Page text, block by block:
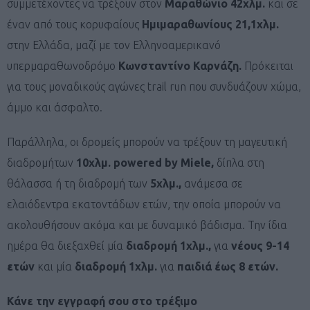
συμμετέχοντες να τρέξουν στον Μαραθώνιο 42χλμ. και σε
έναν από τους κορυφαίους Ημιμαραθωνίους 21,1χλμ.
στην Ελλάδα, μαζί με τον Ελληνοαμερικανό
υπερμαραθωνοδρόμο Κωνσταντίνο Καρνάζη. Πρόκειται
για τους μοναδικούς αγώνες trail run που συνδυάζουν χώμα,
άμμο και άσφαλτο.
Παράλληλα, οι δρομείς μπορούν να τρέξουν τη μαγευτική
διαδρομήτων 10χλμ. powered by Miele, δίπλα στη
θάλασσα ή τη διαδρομή των 5χλμ., ανάμεσα σε
ελαιόδεντρα εκατοντάδων ετών, την οποία μπορούν να
ακολουθήσουν ακόμα και με δυναμικό βάδισμα. Την ίδια
ημέρα θα διεξαχθεί μία διαδρομή 1χλμ., για νέους 9-14
ετών και μία διαδρομή 1χλμ. για παιδιά έως 8 ετών.
Κάνε την εγγραφή σου στο τρέξιμο